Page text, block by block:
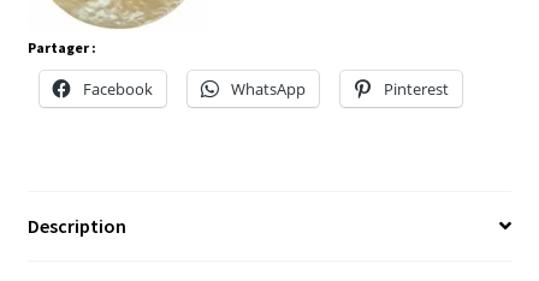
Partager :
Facebook WhatsApp Pinterest
Description